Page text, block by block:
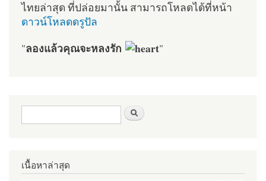
ไทยล่าสุด ที่ปล่อยมานั้น สามารถโหลดได้ที่หน้า
ดาวน์โหลดดรูปัล
"ลองแล้วคุณจะหลงรัก "
ฟอร์มค้นหา
เนื้อหาล่าสุด